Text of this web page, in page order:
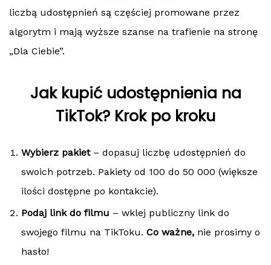
liczbą udostępnień są częściej promowane przez
algorytm i mają wyższe szanse na trafienie na stronę
„Dla Ciebie”.
Jak kupić udostępnienia na
TikTok? Krok po kroku
Wybierz pakiet– dopasuj liczbę udostępnień do
swoich potrzeb. Pakiety od 100 do 50 000 (większe
ilości dostępne po kontakcie).
Podaj link do filmu – wklej publiczny link do
swojego filmu na TikToku. Co ważne, nie prosimy o
hasło!